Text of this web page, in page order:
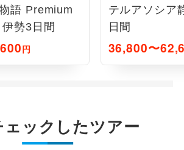
語 Premium
勢3日間
円
テルアソシア
日間
36,800〜
ェックしたツアー